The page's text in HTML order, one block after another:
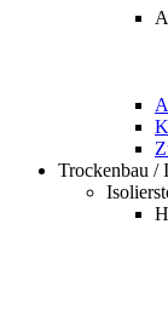
Trockenbau /